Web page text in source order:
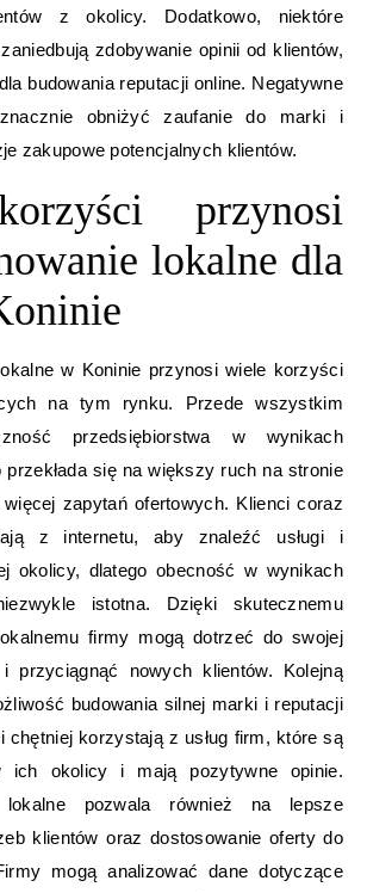
z okolicy. Dodatkowo, niektóre
zdobywanie opinii od klientów,
budowania reputacji online. Negatywne
obniżyć zaufanie do marki i
zakupowe potencjalnych klientów.
przynosi
lokalne dla
w Koninie przynosi wiele korzyści
na tym rynku. Przede wszystkim
przedsiębiorstwa w wynikach
się na większy ruch na stronie
zapytań ofertowych. Klienci coraz
z internetu, aby znaleźć usługi i
okolicy, dlatego obecność w wynikach
istotna. Dzięki skutecznemu
firmy mogą dotrzeć do swojej
przyciągnąć nowych klientów. Kolejną
budowania silnej marki i reputacji
chętniej korzystają z usług firm, które są
ich okolicy i mają pozytywne opinie.
lokalne pozwala również na lepsze
klientów oraz dostosowanie oferty do
mogą analizować dane dotyczące